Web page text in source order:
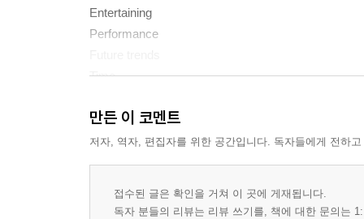
Entertaining
Performance
Time
Your career
Progress tests and Speaking tests
Teacher-Training DVD worksheets
만든 이 코멘트
저자, 역자, 편집자를 위한 공간입니다. 독자들에게 전하
접수된 글은 확인을 거쳐 이 곳에 게재됩니다.
독자 분들의 리뷰는 리뷰 쓰기를, 책에 대한 문의는